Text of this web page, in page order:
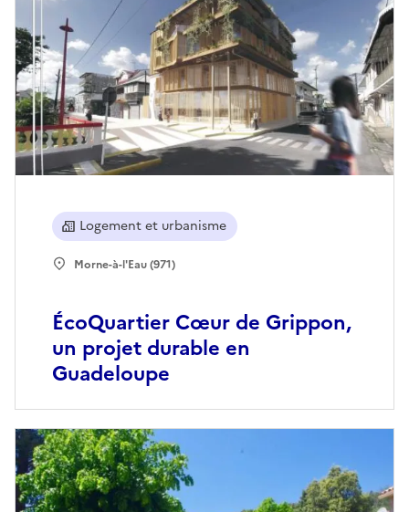
ÉcoQuartier Cœur de Grippon,
un projet durable en
Guadeloupe
Logement et urbanisme
Morne-à-l'Eau (971)